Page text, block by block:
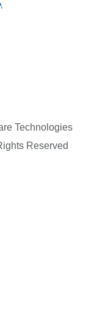
Technologies
Reserved